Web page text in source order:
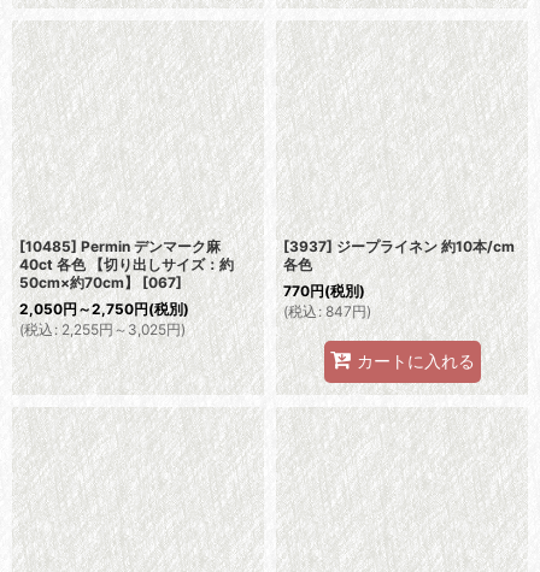
[10485] Permin デンマーク麻
40ct 各色 【切り出しサイズ：約
50cm×約70cm】 [067]
2,050円 ～2,750円(税別)
(税込 : 2,255円～3,025円)
[3937] ジープライネン 約10本/cm
各色
770円(税別)
(税込: 847円)
カートに入れる